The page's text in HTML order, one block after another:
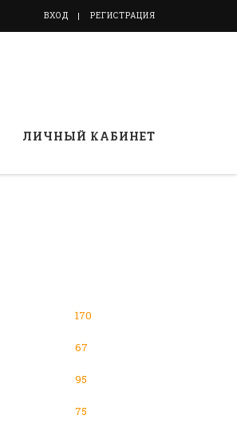
ВХОД РЕГИСТРАЦИЯ
ЛИЧНЫЙ КАБИНЕТ
170
67
95
75